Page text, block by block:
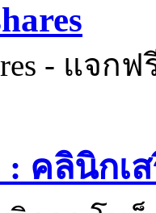
- แจก
คลินิกเ